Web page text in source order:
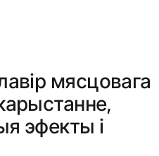
мясцовага
эфекты і